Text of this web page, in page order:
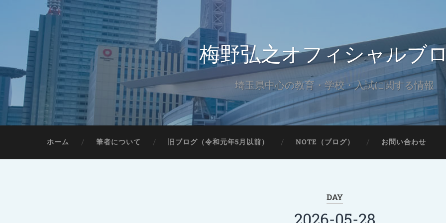
梅野弘之オフィシャルブ
埼玉県中心の教育・学校・入試に関する情報
ホーム 筆者について 旧ブログ（令和元年5月以前） NOTE（ブログ） お問い合わせ
DAY